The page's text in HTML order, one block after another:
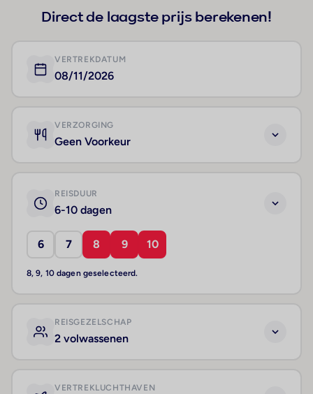
Direct de laagste prijs berekenen!
VERTREKDATUM
08/11/2026
VERZORGING
Geen Voorkeur
REISDUUR
6-10 dagen
6 7 8 9 10
8, 9, 10 dagen geselecteerd.
REISGEZELSCHAP
2 volwassenen
VERTREKLUCHTHAVEN